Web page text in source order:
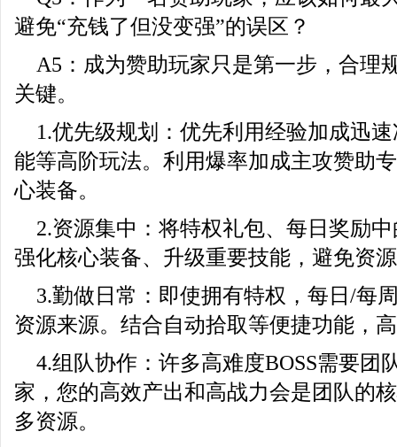
避免“充钱了但没变强”的误区？
A5：成为赞助玩家只是第一步，合理
关键。
1.优先级规划：优先利用经验加成迅
能等高阶玩法。利用爆率加成主攻赞助
心装备。
2.资源集中：将特权礼包、每日奖励
强化核心装备、升级重要技能，避免资
3.勤做日常：即使拥有特权，每日/每
资源来源。结合自动拾取等便捷功能，
4.组队协作：许多高难度BOSS需要团
家，您的高效产出和高战力会是团队的
多资源。